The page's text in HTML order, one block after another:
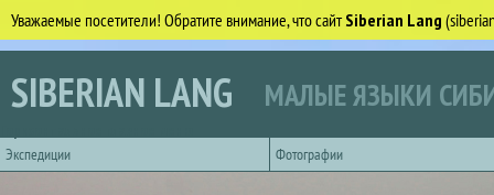
Уважаемые посетители! Обратите внимание, что сайтSiberian Lang
Перейти к основному содержанию
SIBERIAN LANG МАЛЫЕ ЯЗЫКИ
Экспедиции
Фотографии